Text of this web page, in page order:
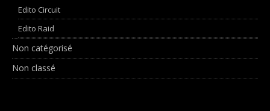
Edito Circuit
Edito Raid
Non catégorisé
Non classé